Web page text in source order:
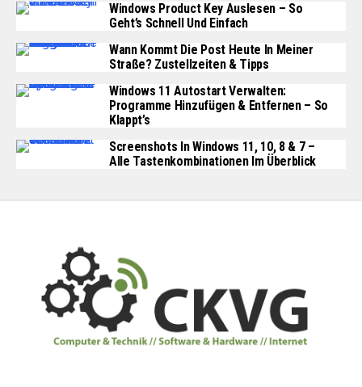
Windows Product Key Auslesen – So
Geht’s Schnell Und Einfach
Wann Kommt Die Post Heute In Meiner
Straße? Zustellzeiten & Tipps
Windows 11 Autostart Verwalten:
Programme Hinzufügen & Entfernen – So
Klappt’s
Screenshots In Windows 11, 10, 8 & 7 –
Alle Tastenkombinationen Im Überblick